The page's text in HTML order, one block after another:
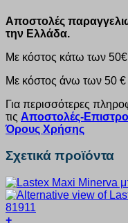
Αποστολές
την Ελλάδα.
Με κόστος κάτω των 50€
Με κόστος άνω των 50 €
Για περισσότερες
τις Αποστολές-
Όρους Χρήσης
Σχετικά προϊόντα
+